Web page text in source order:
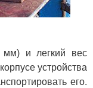
мм) и легкий вес
устройства
его.